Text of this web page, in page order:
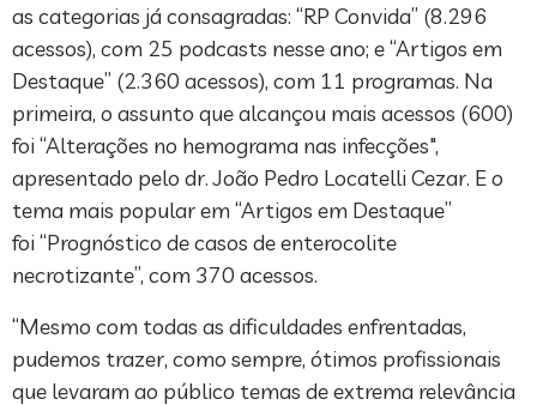
as categorias já consagradas: “RP Convida” (8.296
acessos), com 25 podcasts nesse ano; e “Artigos em
Destaque” (2.360 acessos), com 11 programas. Na
primeira, o assunto que alcançou mais acessos (600)
foi “Alterações no hemograma nas infecções",
apresentado pelo dr. João Pedro Locatelli Cezar. E o
tema mais popular em “Artigos em Destaque”
foi “Prognóstico de casos de enterocolite
necrotizante”, com 370 acessos.
“Mesmo com todas as dificuldades enfrentadas,
pudemos trazer, como sempre, ótimos profissionais
que levaram ao público temas de extrema relevância